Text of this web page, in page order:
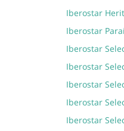
Iberostar
Iberostar
Iberostar
Iberostar
Iberostar
Iberostar
Iberostar